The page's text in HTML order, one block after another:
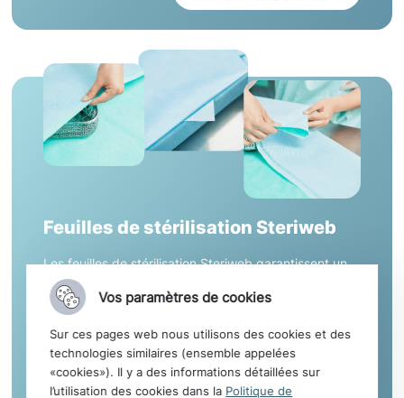
Feuilles de stérilisation Steriweb
Les feuilles de stérilisation Steriweb garantissent un
processus de stérilisation efficace. Elles sont utilisées
pour protéger et maintenir la stérilité des dispositifs
transport jusqu’à leur lieu d’utilisation.
Vos paramètres de cookies
Sur ces pages web nous utilisons des cookies et des
technologies similaires (ensemble appelées
«cookies»). Il y a des informations détaillées sur
l’utilisation des cookies dans la Politique de